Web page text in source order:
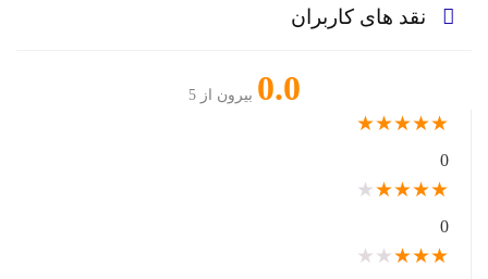
نقد های کاربران
0.0 بیرون از 5
★
★
★
★
★
★
★
★
★
★
★
★